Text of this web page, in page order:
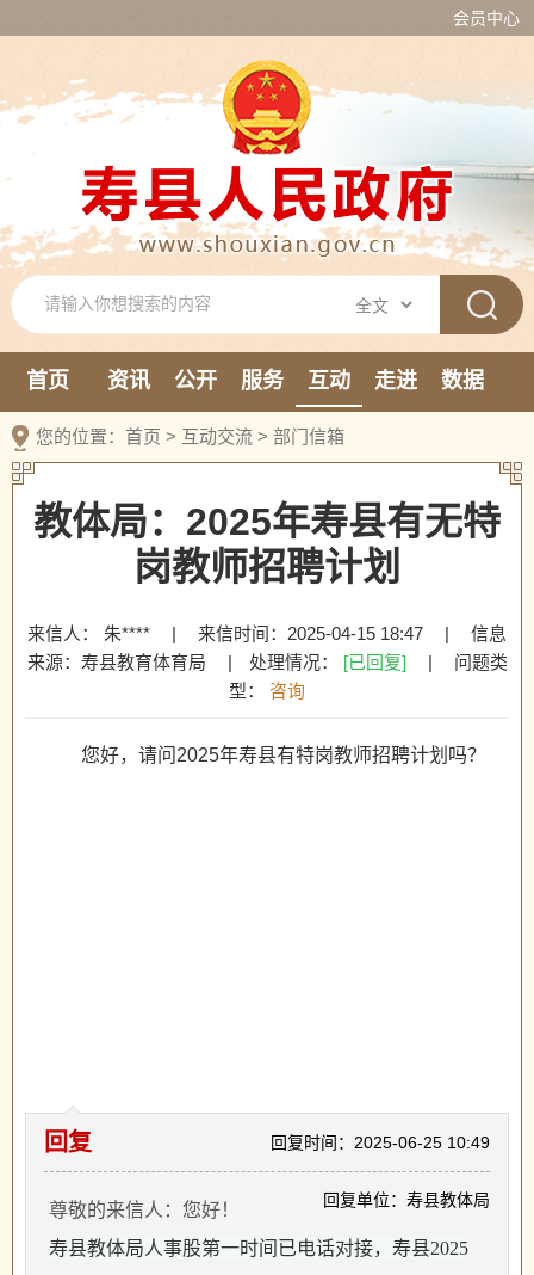
会员中心
首页 资讯 公开 服务 互动 走进
数据
您的位置： 首页 > 互动交流 > 部门信箱
教体局：2025年寿县有无特
岗教师招聘计划
来信人： 朱**** | 来信时间：2025-04-15 18:47 |
信息
来源：寿县教育体育局
| 处理情况： [已回复] |
问题类
型：
咨询
您好，请问2025年寿县有特岗教师招聘计划吗？
回复时间：2025-06-25 10:49
回复单位：寿县教体局
回复
尊敬的来信人：您好！
寿县教体局人事股第一时间已电话对接，寿县2025